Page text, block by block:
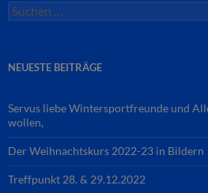
Suchen
nach:
NEUESTE BEITRÄGE
Servus liebe Wintersportfreunde und
wollen,
Der Weihnachtskurs 2022-23 in Bildern
Treffpunkt 28. & 29.12.2022